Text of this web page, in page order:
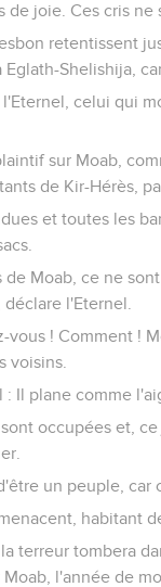
de joie. Ces cris
retentissent
Shelishija,
celui qui
sur Moab,
de Kir-Hérès,
et toutes les
de Moab, ce ne
déclare l'Eternel.
vous ! Comment !
voisins.
Il plane comme
occupées et,
un peuple, car
habitant
terreur tombera
l'année de